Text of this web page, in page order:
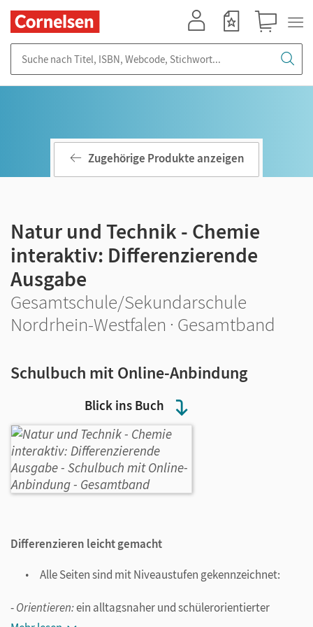
Blick ins Buch
Zugehörige Produkte anzeigen
Natur und Technik - Chemie
interaktiv: Differenzierende
Ausgabe
Gesamtschule/Sekundarschule
Nordrhein-Westfalen · Gesamtband
Schulbuch mit Online-Anbindung
Differenzieren leicht gemacht
Alle Seiten sind mit Niveaustufen gekennzeichnet:
-Orientieren:ein alltagsnaher und schülerorientierter